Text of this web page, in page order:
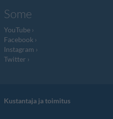
Some
YouTube
Facebook
Instagram
Twitter
Kustantaja ja toimitus